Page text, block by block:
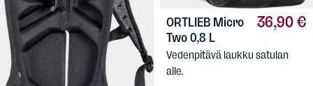
36,90 €
ORTLIEB Micro
Two 0,8 L
Vedenpitävä laukku satulan
alle.